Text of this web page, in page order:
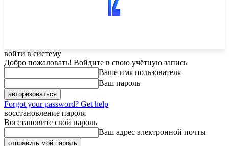
войти в систему
Добро пожаловать! Войдите в свою учётную запись
Ваше имя пользователя
Ваш пароль
Forgot your password? Get help
восстановление пароля
Восстановите свой пароль
Ваш адрес электронной почты